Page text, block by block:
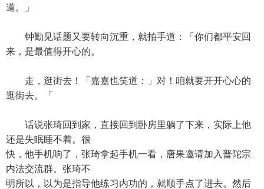
道。」
钟勤见话题又要转向沉重，就拍手道：「你们都平安回
来，是最值得开心的。
走，逛街去！「嘉嘉也笑道：」对！咱就要开开心心的
逛街去。「
话说张琦回到家，直接回到卧房里躺了下来，实际上他
还是失眠睡不着。很
快，他手机响了，张琦拿起手机一看，唐果邀请加入普陀宗
内法交流群。张琦不
明所以，以为是指导他练习内功的，就顺手点了进去。然后